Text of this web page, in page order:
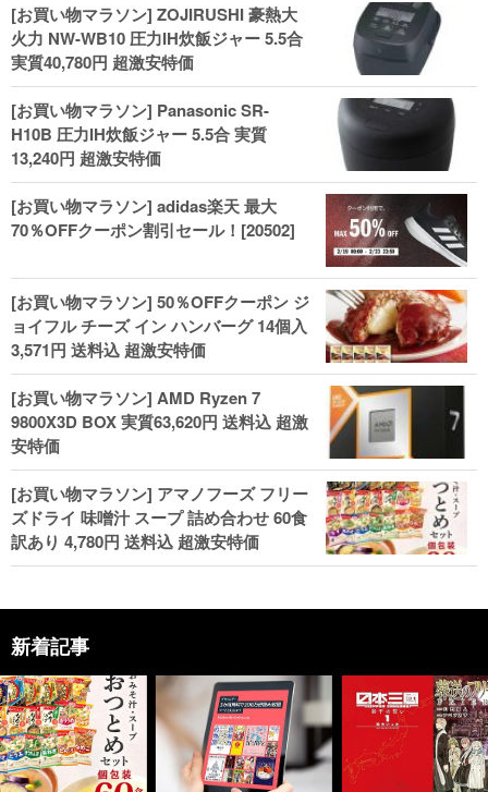
[お買い物マラソン] ZOJIRUSHI 豪熱大
火力 NW-WB10 圧力IH炊飯ジャー 5.5合
実質40,780円 超激安特価
[お買い物マラソン] Panasonic SR-
H10B 圧力IH炊飯ジャー 5.5合 実質
13,240円 超激安特価
[お買い物マラソン] adidas楽天 最大
70％OFFクーポン割引セール！[20502]
[お買い物マラソン] 50％OFFクーポン ジ
ョイフル チーズ イン ハンバーグ 14個入
3,571円 送料込 超激安特価
[お買い物マラソン] AMD Ryzen 7
9800X3D BOX 実質63,620円 送料込 超激
安特価
[お買い物マラソン] アマノフーズ フリー
ズドライ 味噌汁 スープ 詰め合わせ 60食
訳あり 4,780円 送料込 超激安特価
新着記事